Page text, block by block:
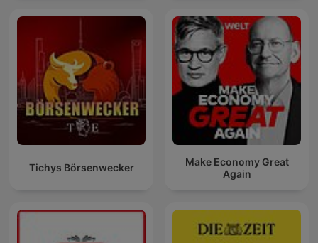
Tichys Börsenwecker
Make Economy Great
Again